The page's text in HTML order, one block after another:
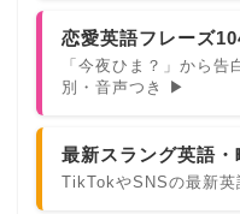
恋愛英語フレーズ
「今夜ひま？」から
別・音声つき ▶
最新スラング英語・
TikTokやSNSの最新